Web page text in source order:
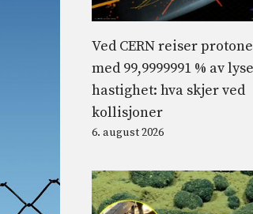
Ved CERN reiser
med 99,9999991 % av
hastighet: hva skjer ved
kollisjoner
6. august 2026